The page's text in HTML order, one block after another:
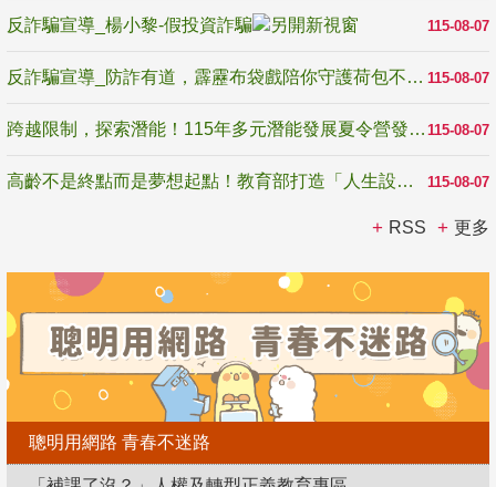
115-08-07
反詐騙宣導_楊小黎-假投資詐騙
115-08-07
反詐騙宣導_防詐有道，霹靂布袋戲陪你守護荷包不受騙
115-08-07
跨越限制，探索潛能！115年多元潛能發展夏令營發掘生命無限可能
115-08-07
高齡不是終點而是夢想起點！教育部打造「人生設計夢工場」 參展第3屆高齡健康產業博覽會
RSS 更多
聰明用網路 青春不迷路